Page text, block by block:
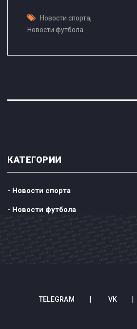
Новости спорта,
Новости футбола
КАТЕГОРИИ
- Новости спорта
- Новости футбола
TELEGRAM VK